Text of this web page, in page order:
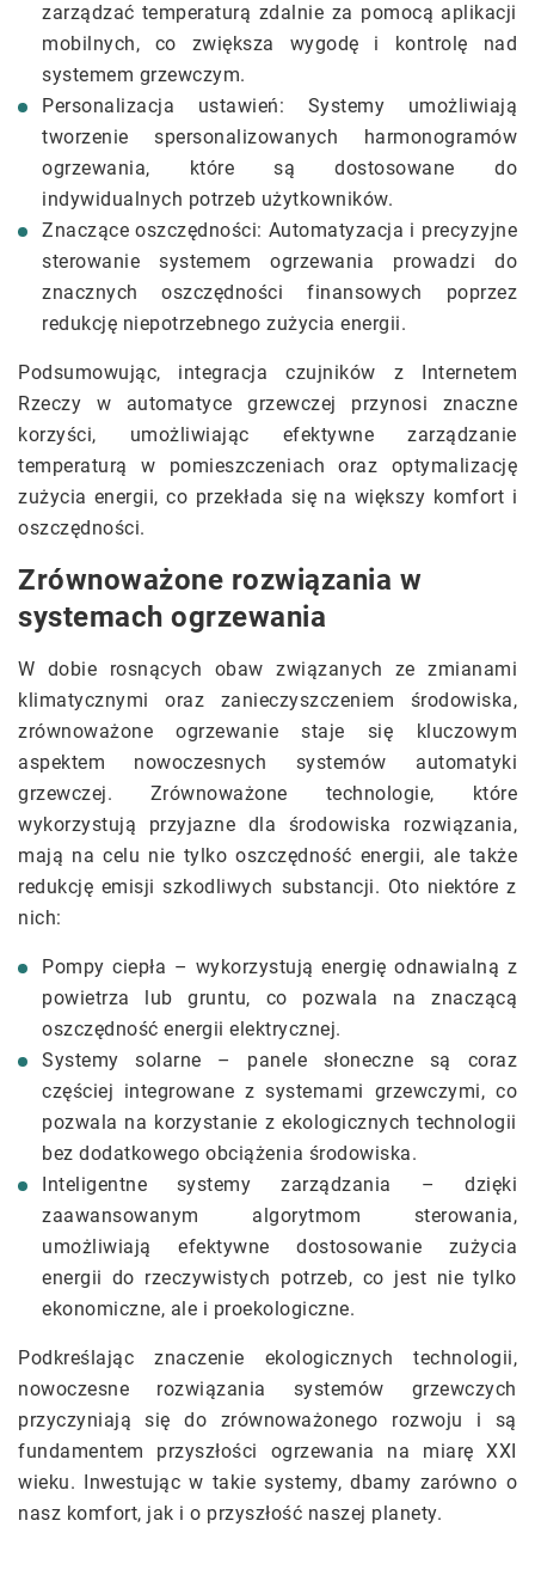
zarządzać temperaturą zdalnie za pomocą aplikacji
mobilnych, co zwiększa wygodę i kontrolę nad
systemem grzewczym.
Personalizacja ustawień: Systemy umożliwiają
tworzenie spersonalizowanych harmonogramów
ogrzewania, które są dostosowane do
indywidualnych potrzeb użytkowników.
Znaczące oszczędności: Automatyzacja i precyzyjne
sterowanie systemem ogrzewania prowadzi do
znacznych oszczędności finansowych poprzez
redukcję niepotrzebnego zużycia energii.
Podsumowując, integracja czujników z Internetem
Rzeczy w automatyce grzewczej przynosi znaczne
korzyści, umożliwiając efektywne zarządzanie
temperaturą w pomieszczeniach oraz optymalizację
zużycia energii, co przekłada się na większy komfort i
oszczędności.
Zrównoważone rozwiązania w
systemach ogrzewania
W dobie rosnących obaw związanych ze zmianami
klimatycznymi oraz zanieczyszczeniem środowiska,
zrównoważone ogrzewanie staje się kluczowym
aspektem nowoczesnych systemów automatyki
grzewczej. Zrównoważone technologie, które
wykorzystują przyjazne dla środowiska rozwiązania,
mają na celu nie tylko oszczędność energii, ale także
redukcję emisji szkodliwych substancji. Oto niektóre z
nich:
Pompy ciepła – wykorzystują energię odnawialną z
powietrza lub gruntu, co pozwala na znaczącą
oszczędność energii elektrycznej.
Systemy solarne – panele słoneczne są coraz
częściej integrowane z systemami grzewczymi, co
pozwala na korzystanie z ekologicznych technologii
bez dodatkowego obciążenia środowiska.
Inteligentne systemy zarządzania – dzięki
zaawansowanym algorytmom sterowania,
umożliwiają efektywne dostosowanie zużycia
energii do rzeczywistych potrzeb, co jest nie tylko
ekonomiczne, ale i proekologiczne.
Podkreślając znaczenie ekologicznych technologii,
nowoczesne rozwiązania systemów grzewczych
przyczyniają się do zrównoważonego rozwoju i są
fundamentem przyszłości ogrzewania na miarę XXI
wieku. Inwestując w takie systemy, dbamy zarówno o
nasz komfort, jak i o przyszłość naszej planety.